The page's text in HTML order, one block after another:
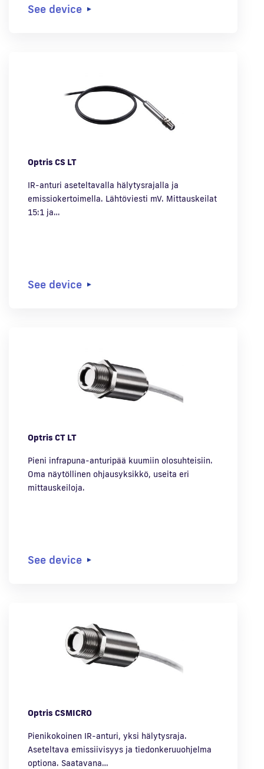
See device
Optris CS LT
IR-anturi aseteltavalla hälytysrajalla ja
emissiokertoimella. Lähtöviesti mV. Mittauskeilat
15:1 ja…
See device
Optris CT LT
Pieni infrapuna-anturipää kuumiin olosuhteisiin.
Oma näytöllinen ohjausyksikkö, useita eri
mittauskeiloja.
See device
Optris CSMICRO
Pienikokoinen IR-anturi, yksi hälytysraja.
Aseteltava emissiivisyys ja tiedonkeruuohjelma
optiona. Saatavana…